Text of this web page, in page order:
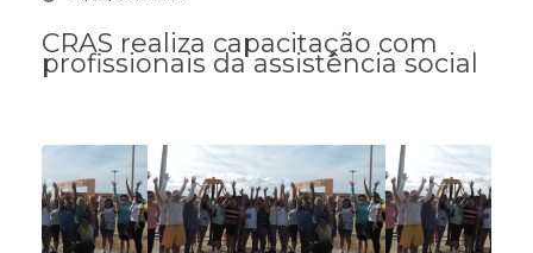
CRAS realiza capacitação com
profissionais da assistência social